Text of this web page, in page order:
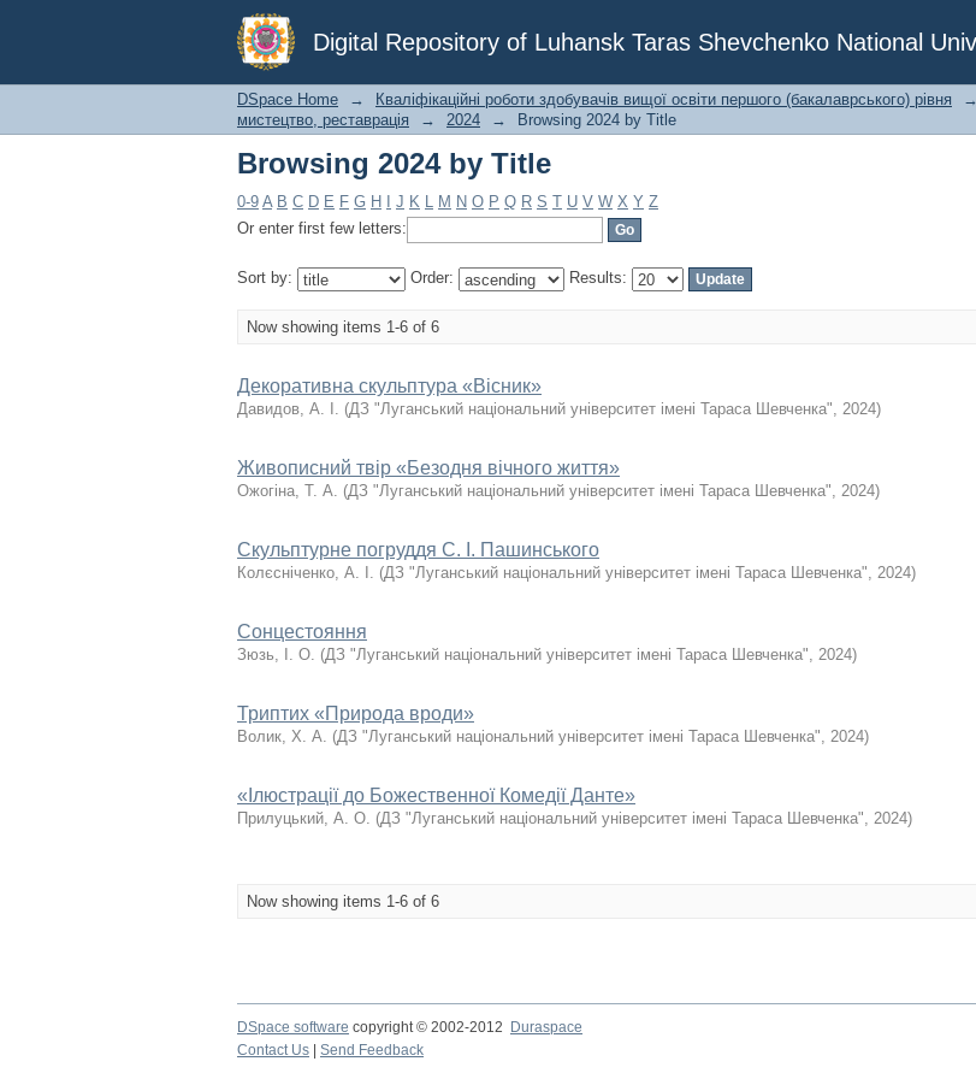
Digital Repository of Luhansk Taras Shevchenko National
Browsing 2024 by Title
DSpace Home → Кваліфікаційні роботи здобувачів вищої освіти першого (бакалаврського) рівня →
мистецтво, реставрація
→ 2024 → Browsing 2024 by Title
Browsing 2024 by Title
0-9 A B C D E F G H J K L M N O P Q R S T U V W X Y Z
Or enter first few letters:
Sort by: Order: Results:
Now showing items 1-6 of 6
Декоративна скульптура «Вісник»
Давидов, А. І. (ДЗ "Луганський національний університет імені Тараса Шевченка", 2024)
Живописний твір «Безодня вічного життя»
Ожогіна, Т. А. (ДЗ "Луганський національний університет імені Тараса Шевченка", 2024)
Скульптурне погруддя С. І. Пашинського
Колєсніченко, А. І. (ДЗ "Луганський національний університет імені Тараса Шевченка", 2024)
Сонцестояння
Зюзь, І. О. (ДЗ "Луганський національний університет імені Тараса Шевченка", 2024)
Триптих «Природа вроди»
Волик, Х. А. (ДЗ "Луганський національний університет імені Тараса Шевченка", 2024)
«Ілюстрації до Божественної Комедії Данте»
Прилуцький, А. О. (ДЗ "Луганський національний університет імені Тараса Шевченка", 2024)
Now showing items 1-6 of 6
DSpace software copyright © 2002-2012 Duraspace
Contact Us
Send Feedback